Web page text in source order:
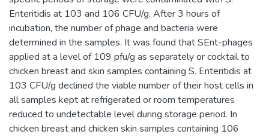
Enteritidis at 103 and 106 CFU/g. After 3 hours of
incubation, the number of phage and bacteria were
determined in the samples. It was found that SEnt-phages
applied at a level of 109 pfu/g as separately or cocktail to
chicken breast and skin samples containing S. Enteritidis at
103 CFU/g declined the viable number of their host cells in
all samples kept at refrigerated or room temperatures
reduced to undetectable level during storage period. In
chicken breast and chicken skin samples containing 106